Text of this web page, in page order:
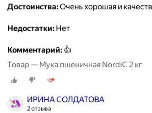
Достоинства:Очень хорошая и
Недостатки: Нет
Комментарий: 👍
Товар — Мука пшеничная NordiC 2 кг
ИРИНА СОЛДАТОВА
2 отзыва